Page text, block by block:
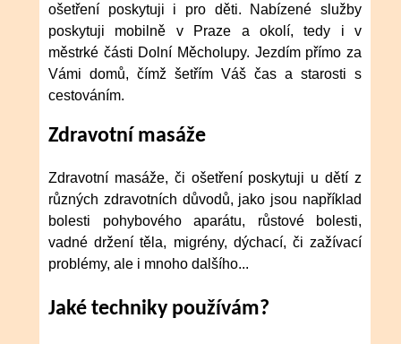
ošetření poskytuji i pro děti. Nabízené služby
poskytuji mobilně v Praze a okolí, tedy i v
městrké části Dolní Měcholupy. Jezdím přímo za
Vámi domů, čímž šetřím Váš čas a starosti s
cestováním.
Zdravotní masáže
Zdravotní masáže, či ošetření poskytuji u dětí z
různých zdravotních důvodů, jako jsou například
bolesti pohybového aparátu, růstové bolesti,
vadné držení těla, migrény, dýchací, či zažívací
problémy, ale i mnoho dalšího...
Jaké techniky používám?